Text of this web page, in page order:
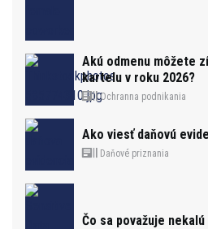
Akú odmenu môžete
kartelu v roku 2026?
Ochranna podnikania
Ako viesť daňovú
Daňové priznania
Čo sa považuje